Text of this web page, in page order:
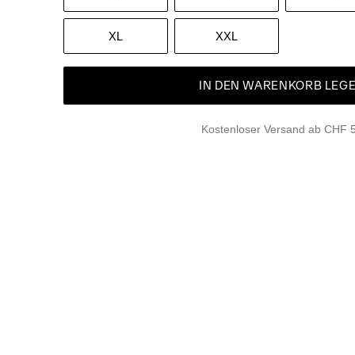
XL XXL
IN DEN WARENKORB
Kostenloser Versand ab CHF